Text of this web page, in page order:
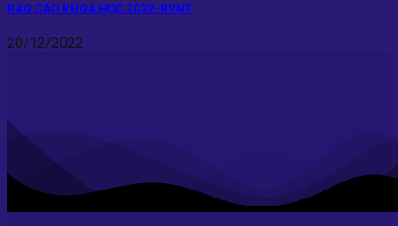
BÁO CÁO KHOA HỌC 2022-BVNT
20/12/2022